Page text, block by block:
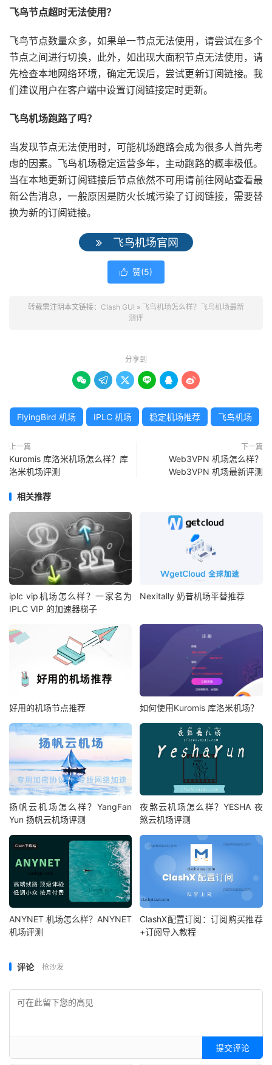
飞鸟节点超时无法使用？
飞鸟节点数量众多，如果单一节点无法使用，请尝试在多个
节点之间进行切换，此外，如出现大面积节点无法使用，请
先检查本地网络环境，确定无误后，尝试更新订阅链接。我
们建议用户在客户端中设置订阅链接定时更新。
飞鸟机场跑路了吗？
当发现节点无法使用时，可能机场跑路会成为很多人首先考
虑的因素。飞鸟机场稳定运营多年，主动跑路的概率极低。
当在本地更新订阅链接后节点依然不可用请前往网站查看最
新公告消息，一般原因是防火长城污染了订阅链接，需要替
换为新的订阅链接。
飞鸟机场官网
 赞(5)
转载需注明本文链接： Clash GUI » 飞鸟机场怎么样？飞鸟机场最新
测评
分享到
     
FlyingBird 机场 IPLC 机场 稳定机场推荐 飞鸟机场
上一篇
Kuromis 库洛米机场怎么样？库
洛米机场评测
下一篇
Web3VPN 机场怎么样？
Web3VPN 机场最新评测
相关推荐
iplc vip机场怎么样？一家名为
IPLC VIP 的加速器梯子
Nexitally 奶昔机场平替推荐
好用的机场节点推荐 如何使用Kuromis 库洛米机场？
扬帆云机场怎么样？YangFan
Yun 扬帆云机场评测
夜煞云机场怎么样？YESHA 夜
煞云机场评测
ANYNET 机场怎么样？ANYNET
机场评测
ClashX配置订阅：订阅购买推荐
+订阅导入教程
评论 抢沙发
提交评论